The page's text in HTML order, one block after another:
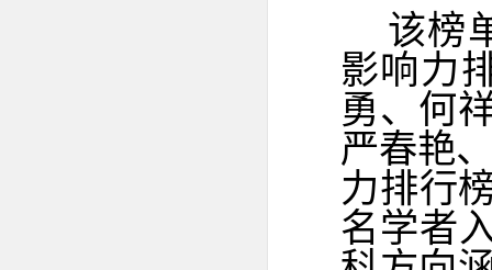
该榜
影响力
勇、何
严春艳
力排行
名学者